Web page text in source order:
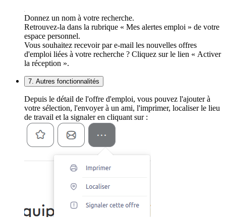
Donnez un nom à votre recherche.
Retrouvez-la dans la rubrique « Mes alertes emploi » de votre
espace personnel.
Vous souhaitez recevoir par e-mail les nouvelles offres
d'emploi liées à votre recherche ? Cliquez sur le lien « Activer
la réception ».
7. Autres fonctionnalités
Depuis le détail de l'offre d'emploi, vous pouvez l'ajouter à
votre sélection, l'envoyer à un ami, l'imprimer, localiser le lieu
de travail et la signaler en cliquant sur :